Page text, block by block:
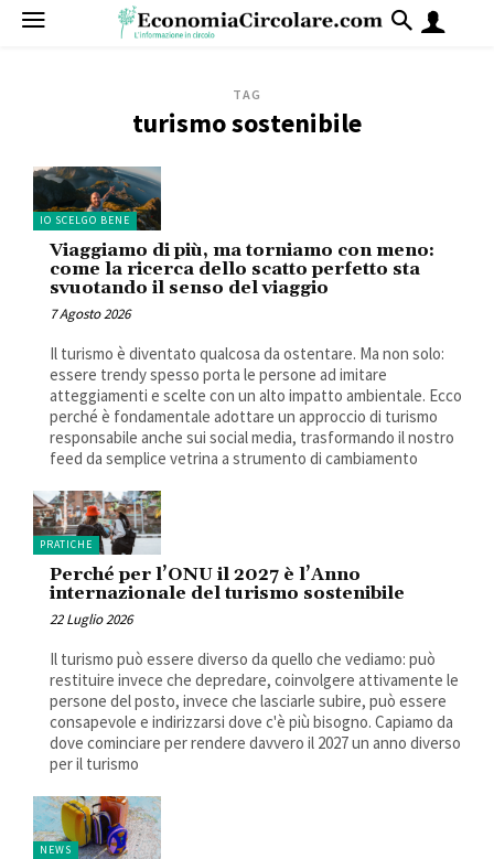
TAG
turismo sostenibile
IO SCELGO BENE
Viaggiamo di più, ma torniamo con meno:
come la ricerca dello scatto perfetto sta
svuotando il senso del viaggio
7 Agosto 2026
Il turismo è diventato qualcosa da ostentare. Ma non solo:
essere trendy spesso porta le persone ad imitare
atteggiamenti e scelte con un alto impatto ambientale. Ecco
perché è fondamentale adottare un approccio di turismo
responsabile anche sui social media, trasformando il nostro
feed da semplice vetrina a strumento di cambiamento
PRATICHE
Perché per l’ONU il 2027 è l’Anno
internazionale del turismo sostenibile
22 Luglio 2026
Il turismo può essere diverso da quello che vediamo: può
restituire invece che depredare, coinvolgere attivamente le
persone del posto, invece che lasciarle subire, può essere
consapevole e indirizzarsi dove c'è più bisogno. Capiamo da
dove cominciare per rendere davvero il 2027 un anno diverso
per il turismo
NEWS